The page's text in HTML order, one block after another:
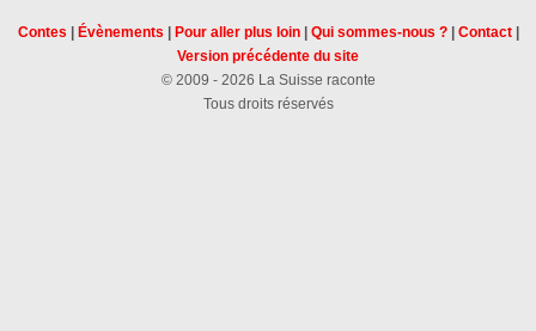
Contes Évènements Pour aller plus loin| Qui sommes-nous ?| Contact|
Version précédente du site
© 2009 - 2026 La Suisse raconte
Tous droits réservés